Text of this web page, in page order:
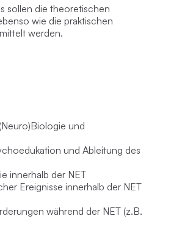
sollen die theoretischen
wie die praktischen
werden.
und
und Ableitung des
innerhalb der NET
Ereignisse innerhalb der NET
während der NET (z.B.